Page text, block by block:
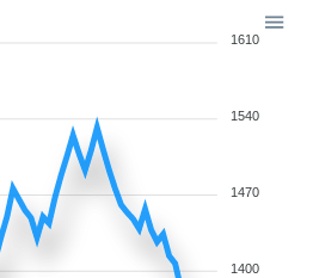
1610
1540
1470
1400